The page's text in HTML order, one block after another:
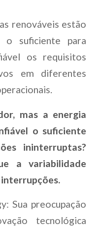
renováveis estão
o suficiente para
os requisitos
em diferentes
mas a energia
o suficiente
ininterruptas?
a variabilidade
Sua preocupação
tecnológica